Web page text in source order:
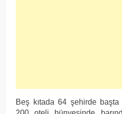
Beş kıtada 64 şehirde